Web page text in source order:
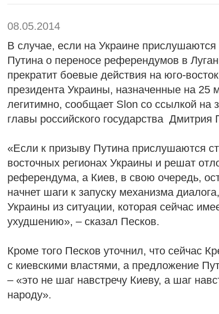
08.05.2014
В случае, если на Украине
Путина о переносе референдумов в
прекратит боевые действия на юго-
президента Украины, назначенные на 25
легитимно, сообщает Slon со ссылкой на
главы российского государства Дмитрия
«Если к призыву Путина прислушаются
восточных регионах Украины и решат
референдума, а Киев, в свою очередь,
начнет шаги к запуску механизма
Украины из ситуации, которая сейчас
ухудшению», – сказал Песков.
Кроме того Песков уточнил, что сейчас
с киевскими властями, а предложение
– «это не шаг навстречу Киеву, а шаг
народу».